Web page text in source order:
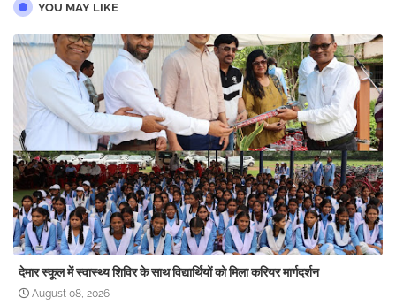
YOU MAY LIKE
देमार स्कूल में स्वास्थ्य शिविर के साथ विद्यार्थियों को मिला करियर मार्गदर्शन
August 08, 2026